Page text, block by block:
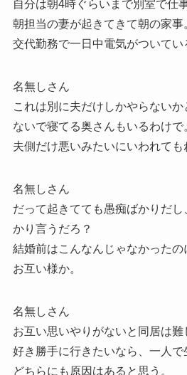
自分は朝4時ぐらいまで別室で仕
朝担当の妻が起きてきて朝の家事
交代勤務で一日中電気がついてい
名無しさん
これは別に夫だけしかやらない
ないで寝てる奥さんもいるわけで
夫側だけ悪いみたいにいわれても
名無しさん
だって起きてても愚痴ばかりだ
かり言うだろ？
結婚前はこんなんじゃなかったの
お互い様か。
名無しさん
お互い思いやりがないと同居は難
好き勝手に行きたいなら、一人
どちらにも原因はあると思う。